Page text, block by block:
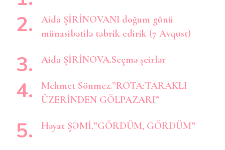
Aida ŞİRİNOVANI doğum günü
münasibətilə təbrik edirik (7 Avqust)
Aida ŞİRİNOVA.Seçmə şeirlər
Mehmet Sönmez.”ROTA:TARAKLI
ÜZERİNDEN GÖLPAZARI”
Həyat ŞƏMİ.”GÖRDÜM, GÖRDÜM”